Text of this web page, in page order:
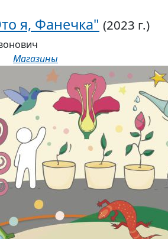
я, Фанечка" (2023 г.)
Магазины